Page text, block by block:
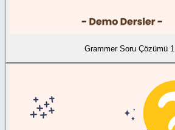
Grammer Soru Çözümü 1